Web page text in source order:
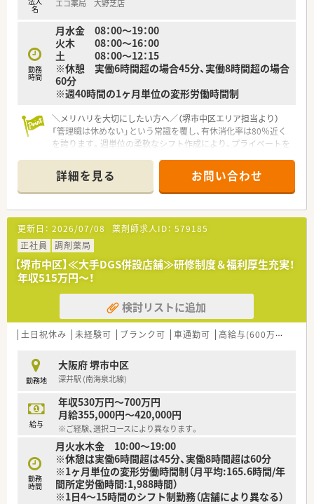
■調剤薬局採用として入社した場合には会社の都合によって
ます。
名 エコ薬局 大野芝店
勤務
時間
月水金 08：00～19：00
火木 08：00～16：00
土 08：00～12：15
※休憩 実働6時間超の場合45分、実働8時間超の場合
60分
※週40時間の1ヶ月単位の変形労働時間制
＼メリハリを大切にしたい方へ／（堺市中区エリア担当より）
「管理職は休めない」という常識を覆し、有休消化率は80％近く
を誇ります。週単位の柔軟なシフト作成により、プライベートを
＊------------------------------------------＊
【店舗情報と応需状況について】
■南海高野線の初芝駅から車で7分の場所に位置し、駐車場も完
備しているためマイカーでの快適な通勤が可能な店舗です。
■内科や循環器科、整形外科といった地域のクリニックからの処
方箋を1日平均67枚ほど応需しており、対応力も磨かれます。
■全店舗に電子マネー決済やPaypayを導入するなど、現代のニ
ーズに合わせた利便性の高い店舗づくりに取り組んでいます。
【想定される業務内容】
■管理薬剤師として調剤、監査、服薬指導といった基本業務に加
え、医薬品の在庫管理や店舗スタッフのマネジメントを担いま
す。
テムを駆使し、安全かつスピーディーに業務を遂行いただきま
す。
■希望すれば採用活動や店舗開発、新規事業の立案など、薬剤師
としての枠を超えたクリエイティブな業務に携わることも可能
です。
【職場環境と雰囲気】
■従業員の約50％が20代から30代と若手が中心の活気あふれる
職場で、役員クラスとも距離が近くフラットな相談が可能です。
■独自の「業務支援制度」により、固定の人間関係に偏りすぎな
い流動的な体制を整え、人間関係のストレスを最小限に抑えてい
ます。
詳細を見る お問い合わせ
更新日： 2026/07/08 薬剤師求人ID： 579185
正社員
調剤薬局
【堺市中区】≪大手DGS併設店舗≫研修制度＆福利厚生充実！
年収515万円～！
検討リストに追加
土日祝休み 未経験可 ブランク可 車通勤可 高給与(600万円以上)
勤務地
大阪府 堺市中区
深井駅 (南海泉北線)
給与
年収530万円～700万円
月給355,000円～420,000円
※ご経験、選択コースにより異なります。
勤務
時間
月火水木金 10:00〜19:00
※休憩は実働6時間超は45分、実働8時間超は60分
※1ヶ月単位の変形労働時間制（月平均:165.6時間/年
間所定労働時間:1,988時間）
※1日4～15時間のシフト制勤務（店舗により異なる）